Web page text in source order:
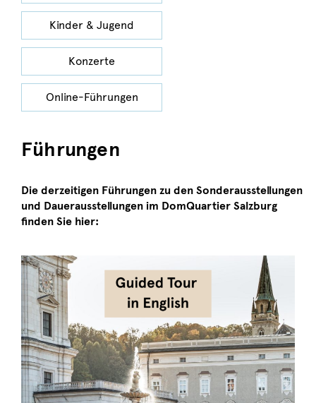
Kinder & Jugend
Konzerte
Online-Führungen
Führungen
Die derzeitigen Führungen zu den Sonderausstellungen
und Dauerausstellungen im DomQuartier Salzburg
finden Sie hier: